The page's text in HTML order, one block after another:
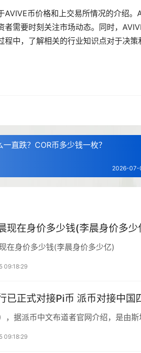
AVIVE币价格和上交易所情况的介绍
者需要时刻关注市场动态。同时，
程中，了解相关的行业知识点对于决策
一直跌？COR币多少钱一枚？
2026-07-
现在身价多少钱(李晨身价多少
在身价多少钱(李晨身价多少亿)
09:18:29
已正式对接Pi币 派币对接中国
，据派币中文布道者官网介绍，是由斯
09:18:29